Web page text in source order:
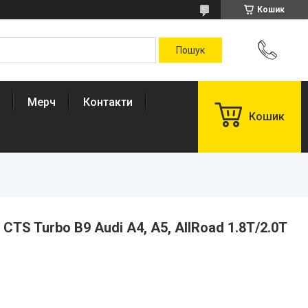
Кошик
Мерч
Контакти
Кошик
Turbo B9 Audi A4, A5, AllRoad 1.8T/2.0T